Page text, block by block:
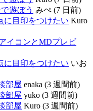
遊ぼう みぺ (7 日前)
に目印をつけたい Kuro
イコンとMDプレビ
に目印をつけたい いお
部屋 enaka (3 週間前)
部屋 yuko (3 週間前)
部屋 Kuro (3 週間前)